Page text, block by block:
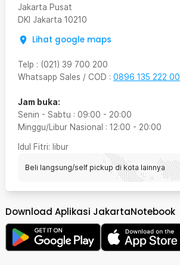
Jakarta Pusat
DKI Jakarta 10210
Lihat google maps
Telp : (021) 39 700 200
Whatsapp Sales / COD : 0896 135 222 00
Jam buka:
Senin - Sabtu : 09:00 - 20:00
Minggu/Libur Nasional : 12:00 - 20:00
Idul Fitri: libur
Beli langsung/self pickup di kota lainnya
Download Aplikasi JakartaNotebook